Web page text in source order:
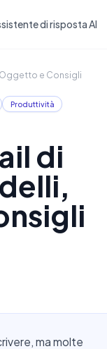
di risposta AI
Oggetto e Consigli
Produttività
di
ma molte